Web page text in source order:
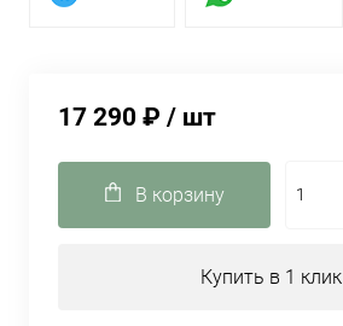
17 290 ₽ / шт
В корзину
Купить в 1 клик